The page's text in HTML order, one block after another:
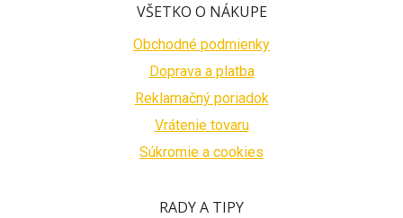
VŠETKO O NÁKUPE
Obchodné podmienky
Doprava a platba
Reklamačný poriadok
Vrátenie tovaru
Súkromie a cookies
RADY A TIPY